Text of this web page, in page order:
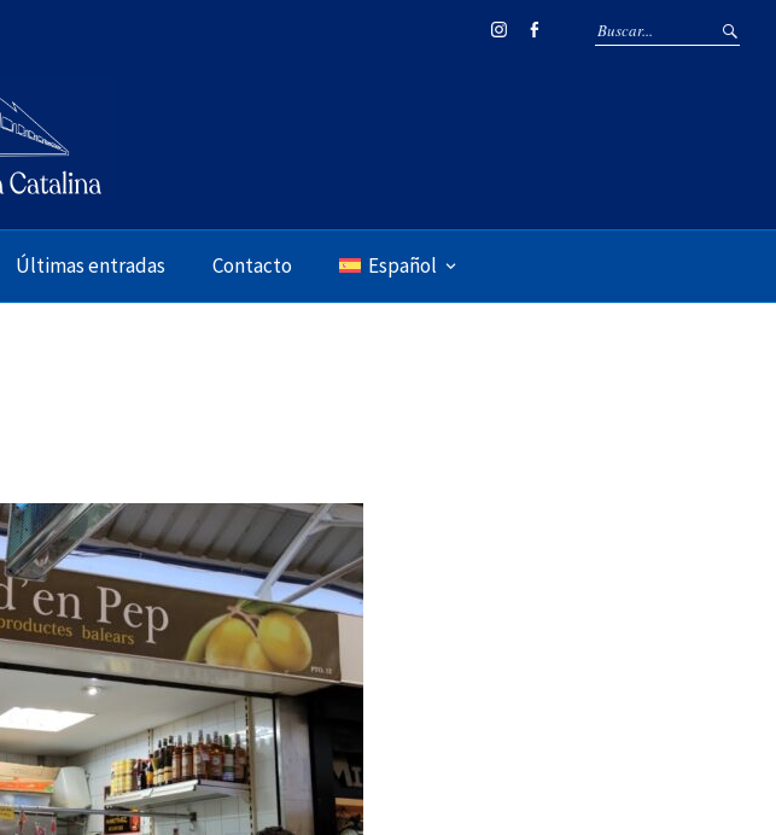
Últimas entradas Contacto Español